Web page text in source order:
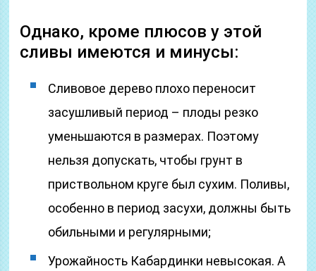
Однако, кроме плюсов у этой
сливы имеются и минусы:
Сливовое дерево плохо переносит
засушливый период – плоды резко
уменьшаются в размерах. Поэтому
нельзя допускать, чтобы грунт в
приствольном круге был сухим. Поливы,
особенно в период засухи, должны быть
обильными и регулярными;
Урожайность Кабардинки невысокая. А